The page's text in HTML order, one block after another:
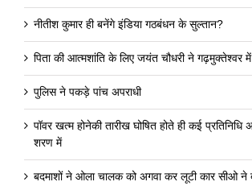
नीतीश कुमार ही बनेंगे इंडिया गठबंधन के सुल्तान?
पिता की आत्मशांति के लिए जयंत चौधरी ने गढ़मुक्तेश्वर में
पुलिस ने पकड़े पांच अपराधी
पॉवर खत्म होनेकी तारीख घोषित होते ही कई
शरण में
बदमाशों ने ओला चालक को अगवा कर लूटी कार सीओ ने